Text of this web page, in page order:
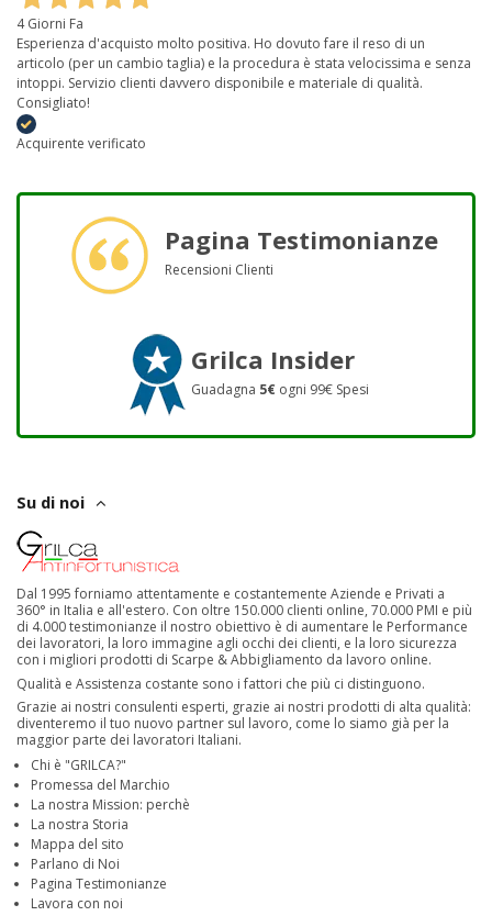
4 Giorni Fa
Esperienza d'acquisto molto positiva. Ho dovuto fare il reso di un
articolo (per un cambio taglia) e la procedura è stata velocissima e senza
intoppi. Servizio clienti davvero disponibile e materiale di qualità.
Consigliato!
Acquirente verificato
Pagina Testimonianze
Recensioni Clienti
Grilca Insider
Guadagna 5€ ogni 99€ Spesi
Su di noi
Dal 1995 forniamo attentamente e costantemente Aziende e Privati a
360° in Italia e all'estero. Con oltre 150.000 clienti online, 70.000 PMI e più
di 4.000 testimonianze il nostro obiettivo è di aumentare le Performance
dei lavoratori, la loro immagine agli occhi dei clienti, e la loro sicurezza
con i migliori prodotti di Scarpe & Abbigliamento da lavoro online.
Qualità e Assistenza costante sono i fattori che più ci distinguono.
Grazie ai nostri consulenti esperti, grazie ai nostri prodotti di alta qualità:
diventeremo il tuo nuovo partner sul lavoro, come lo siamo già per la
maggior parte dei lavoratori Italiani.
Chi è "GRILCA?"
Promessa del Marchio
La nostra Mission: perchè
La nostra Storia
Mappa del sito
Parlano di Noi
Pagina Testimonianze
Lavora con noi